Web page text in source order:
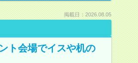
掲載日：2026.08.05
ト会場でイスや机の